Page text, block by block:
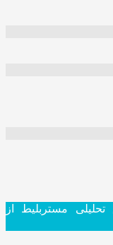
مستربلیط از